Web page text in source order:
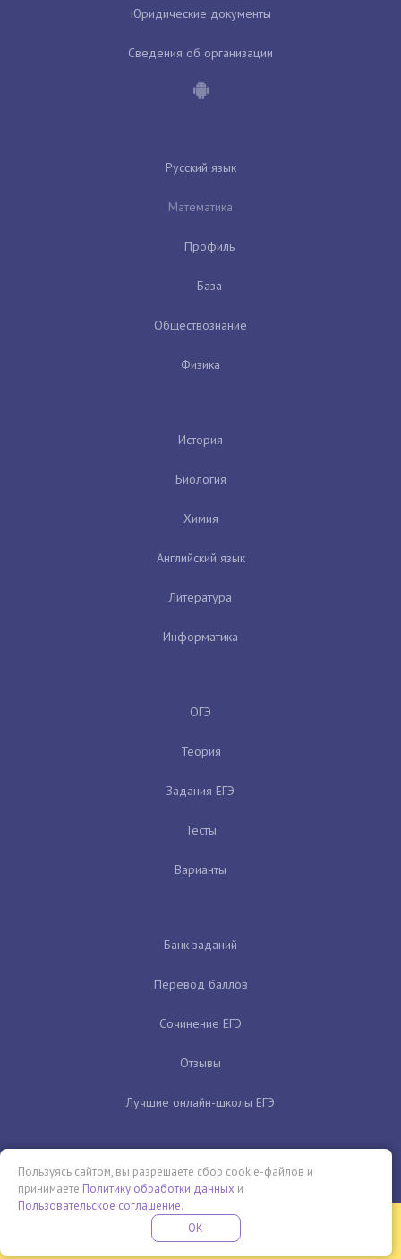
Юридические документы
Сведения об организации
Русский язык
Математика
Профиль
База
Обществознание
Физика
История
Биология
Химия
Английский язык
Литература
Информатика
ОГЭ
Теория
Задания ЕГЭ
Тесты
Варианты
Банк заданий
Перевод баллов
Сочинение ЕГЭ
Отзывы
Лучшие онлайн-школы ЕГЭ
Бесплатная летняя школа
ПРОВЕДИ ЭТО ЛЕТО С ПОЛЬЗОЙ
Пользуясь сайтом, вы разрешаете сбор cookie-файлов и
принимаете Политику обработки данных и
Пользовательское соглашение.
OK